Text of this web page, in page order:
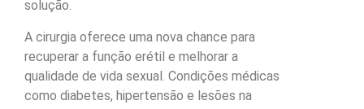
solução.
A cirurgia oferece uma nova chance para
recuperar a função erétil e melhorar a
qualidade de vida sexual. Condições médicas
como diabetes, hipertensão e lesões na